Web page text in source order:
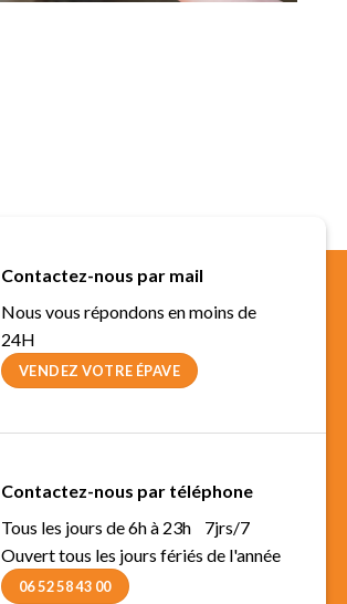
Contactez-nous par mail
Nous vous répondons en moins de
24H
VENDEZ VOTRE ÉPAVE
Contactez-nous par téléphone
Tous les jours de 6h à 23h 7jrs/7
Ouvert tous les jours fériés de l'année
06 52 58 43 00